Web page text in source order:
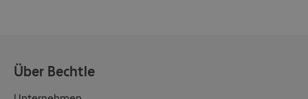
Über Bechtle